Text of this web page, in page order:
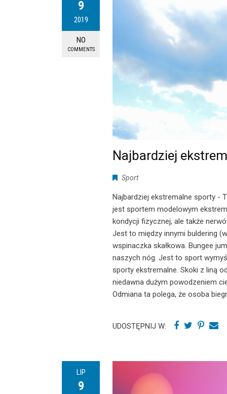
9
2019
NO
COMMENTS
Najbardziej
Sport
Najbardziej ekstremalne sporty -
jest sportem modelowym
kondycji fizycznej, ale także
Jest to między innymi buldering
wspinaczka skałkowa. Bungee
naszych nóg. Jest to sport
sporty ekstremalne. Skoki z liną
niedawna dużym powodzeniem
Odmiana ta polega, że osoba
UDOSTĘPNIJ W:
LIP
9